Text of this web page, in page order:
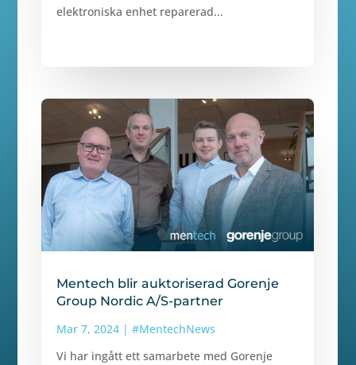
elektroniska enhet reparerad...
Mentech blir auktoriserad Gorenje
Group Nordic A/S-partner
Mar 7, 2024 |#MentechNews
Vi har ingått ett samarbete med Gorenje